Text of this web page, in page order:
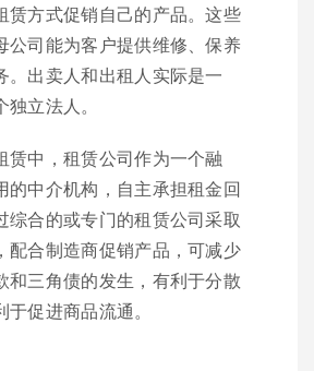
赁方式促销自己的产品。这些
公司能为客户提供维修、保养
。出卖人和出租人实际是一
立法人。
赁中，租赁公司作为一个融
的中介机构，自主承担租金回
综合的或专门的租赁公司采取
配合制造商促销产品，可减少
和三角债的发生，有利于分散
促进商品流通。